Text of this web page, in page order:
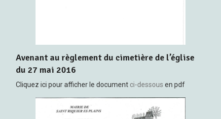
Avenant au règlement du cimetière de l’église
du 27 mai 2016
Cliquez ici pour afficher le document ci-dessous en pdf